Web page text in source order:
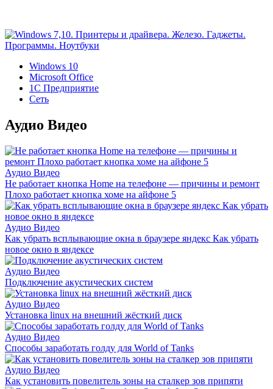
Windows 10
Microsoft Office
1C Предприятие
Сеть
Аудио Видео
Аудио Видео
Не работает кнопка Home на телефоне — причины и ремонт
Плохо работает кнопка хоме на айфоне 5
Аудио Видео
Как убрать всплывающие окна в браузере яндекс Как убрать
новое окно в яндексе
Аудио Видео
Подключение акустических систем
Аудио Видео
Установка linux на внешний жёсткий диск
Аудио Видео
Способы заработать голду для World of Tanks
Аудио Видео
Как установить повелитель зоны на сталкер зов припяти